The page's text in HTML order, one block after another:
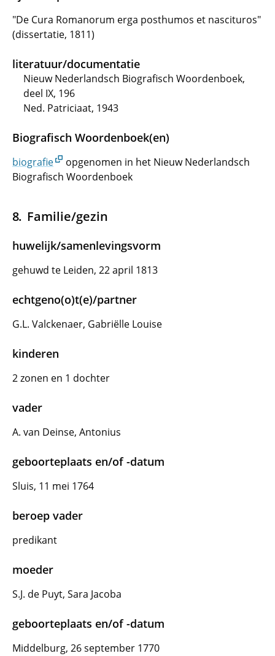
"De Cura Romanorum erga posthumos et nascituros"
(dissertatie, 1811)
literatuur/documentatie
Nieuw Nederlandsch Biografisch Woordenboek,
deel IX, 196
Ned. Patriciaat, 1943
Biografisch Woordenboek(en)
biografie
opgenomen in het Nieuw Nederlandsch
Biografisch Woordenboek
Familie/gezin
huwelijk/samenlevingsvorm
gehuwd te Leiden, 22 april 1813
echtgeno(o)t(e)/partner
G.L. Valckenaer, Gabriëlle Louise
kinderen
2 zonen en 1 dochter
vader
A. van Deinse, Antonius
geboorteplaats en/of -datum
Sluis, 11 mei 1764
beroep vader
predikant
moeder
S.J. de Puyt, Sara Jacoba
geboorteplaats en/of -datum
Middelburg, 26 september 1770